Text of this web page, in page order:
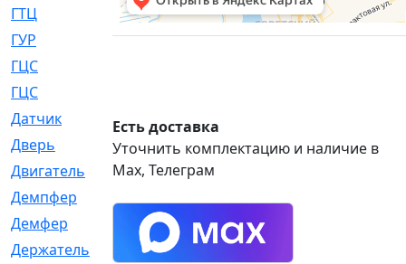
ГТЦ
[96]
ГУР
[34]
ГЦC
ГЦС
Датчик
[969]
Дверь
[249]
Двигатель
[64]
Демпфер
[2]
Демфер
[1]
Держатель
[5]
Есть доставка
Уточнить комплектацию и наличие в
Max, Телеграм